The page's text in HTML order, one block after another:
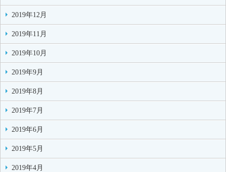
2019年12月
2019年11月
2019年10月
2019年9月
2019年8月
2019年7月
2019年6月
2019年5月
2019年4月